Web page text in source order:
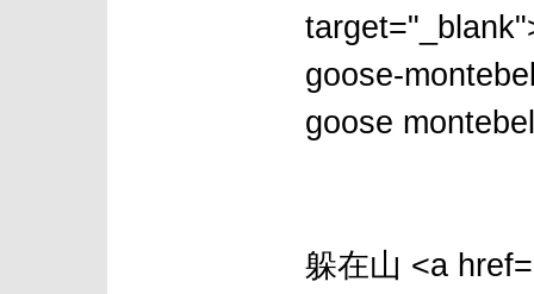
goose-
goose
躲在山 <a